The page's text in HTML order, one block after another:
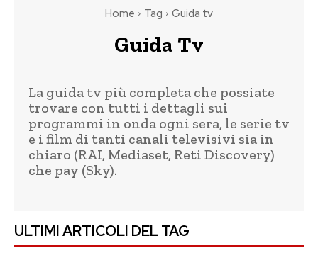
Home Tag Guida tv
Guida Tv
La guida tv più completa che possiate
trovare con tutti i dettagli sui
programmi in onda ogni sera, le serie tv
e i film di tanti canali televisivi sia in
chiaro (RAI, Mediaset, Reti Discovery)
che pay (Sky).
ULTIMI ARTICOLI DEL TAG